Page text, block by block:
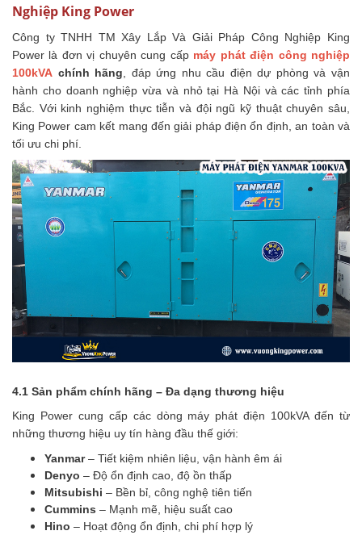
Nghiệp King Power
Công ty TNHH TM Xây Lắp Và Giải Pháp Công Nghiệp King
Power là đơn vị chuyên cung cấp máy phát điện công nghiệp
100kVA chính hãng , đáp ứng nhu cầu điện dự phòng và vận
hành cho doanh nghiệp vừa và nhỏ tại Hà Nội và các tỉnh phía
Bắc. Với kinh nghiệm thực tiễn và đội ngũ kỹ thuật chuyên sâu,
King Power cam kết mang đến giải pháp điện ổn định, an toàn và
tối ưu chi phí.
4.1 Sản phẩm chính hãng – Đa dạng thương hiệu
King Power cung cấp các dòng máy phát điện 100kVA đến từ
những thương hiệu uy tín hàng đầu thế giới:
Yanmar– Tiết kiệm nhiên liệu, vận hành êm ái
Denyo – Độ ổn định cao, độ ồn thấp
Mitsubishi – Bền bỉ, công nghệ tiên tiến
Cummins – Mạnh mẽ, hiệu suất cao
Hino – Hoạt động ổn định, chi phí hợp lý